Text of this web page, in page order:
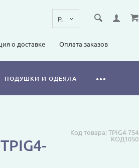
о доставке Оплата заказов
ПОДУШКИ И ОДЕЯЛА
Код товара: TPIG4-754
КОД1050